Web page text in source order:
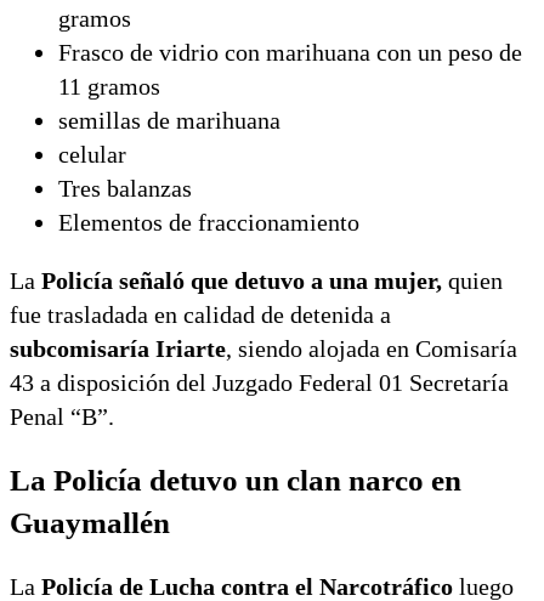
gramos
Frasco de vidrio con marihuana con un peso de
11 gramos
semillas de marihuana
celular
Tres balanzas
Elementos de fraccionamiento
La Policía señaló que detuvo a una mujer, quien
fue trasladada en calidad de detenida a
subcomisaría Iriarte, siendo alojada en Comisaría
43 a disposición del Juzgado Federal 01 Secretaría
Penal “B”.
La Policía detuvo un clan narco en
Guaymallén
La Policía de Lucha contra el Narcotráfico luego